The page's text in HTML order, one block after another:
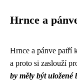
Hrnce a
Hrnce a pánve patří
a proto si zaslouží
by měly být uložené